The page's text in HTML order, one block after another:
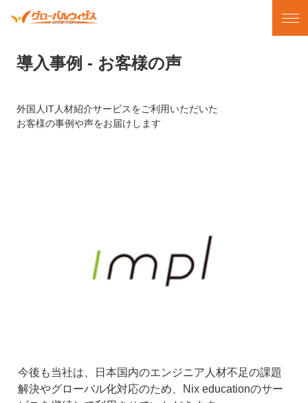
導入事例 - お客様の声
外国人IT人材紹介サービスをご利用いただいた
お客様の事例や声をお届けします
今後も当社は、日本国内のエンジニア人材不足の課題
解決やグローバル化対応のため、Nix educationのサー